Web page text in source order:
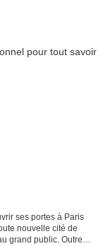
ses portes à Paris
nouvelle cité de
grand public. Outre